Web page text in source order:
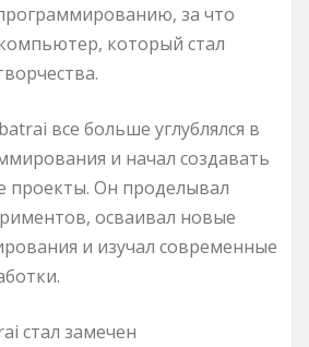
за что
который стал
все больше углублялся в
и начал создавать
проекты. Он проделывал
осваивал новые
и изучал современные
стал замечен